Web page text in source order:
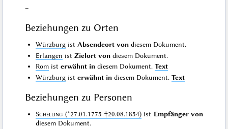
–
Beziehungen zu Orten
Würzburg ist Absendeort von diesem Dokument.
Erlangen istZielort von diesem Dokument.
Rom isterwähnt in diesem Dokument.Text
Würzburg isterwähnt in diesem Dokument.Text
Beziehungen zu Personen
Schelling (*27.01.1775 †20.08.1854) ist Empfänger von
diesem Dokument.